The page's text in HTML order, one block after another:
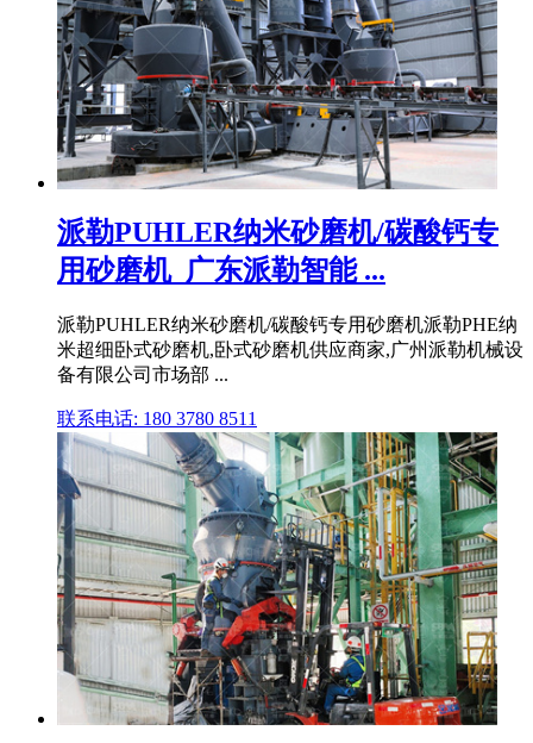
派勒PUHLER纳米砂磨机/碳酸钙专
用砂磨机_广东派勒智能 ...
派勒PUHLER纳米砂磨机/碳酸钙专用砂磨机派勒PHE纳
米超细卧式砂磨机,卧式砂磨机供应商家,广州派勒机械设
备有限公司市场部 ...
联系电话: 180 3780 8511